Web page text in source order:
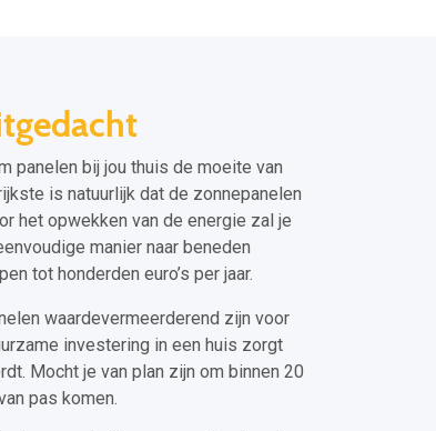
panelen bij jou thuis de moeite van
is natuurlijk dat de zonnepanelen
het opwekken van de energie zal je
manier naar beneden
tot honderden euro’s per jaar.
waardevermeerderend zijn voor
investering in een huis zorgt
Mocht je van plan zijn om binnen 20
pas komen.